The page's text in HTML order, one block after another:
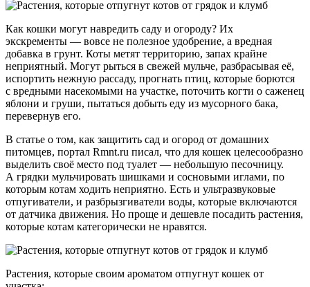
Как кошки могут навредить саду и огороду? Их
экскременты — вовсе не полезное удобрение, а вредная
добавка в грунт. Коты метят территорию, запах крайне
неприятный. Могут рыться в свежей мульче, разбрасывая её,
испортить нежную рассаду, прогнать птиц, которые борются
с вредными насекомыми на участке, поточить когти о саженец
яблони и груши, пытаться добыть еду из мусорного бака,
перевернув его.
В статье о том, как защитить сад и огород от домашних
питомцев, портал Rmnt.ru писал, что для кошек целесообразно
выделить своё место под туалет — небольшую песочницу.
А грядки мульчировать шишками и сосновыми иглами, по
которым котам ходить неприятно. Есть и ультразвуковые
отпугиватели, и разбрызгиватели воды, которые включаются
от датчика движения. Но проще и дешевле посадить растения,
которые котам категорически не нравятся.
Растения, которые своим ароматом отпугнут кошек от